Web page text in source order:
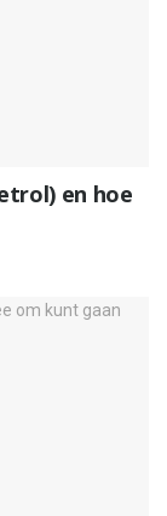
en hoe